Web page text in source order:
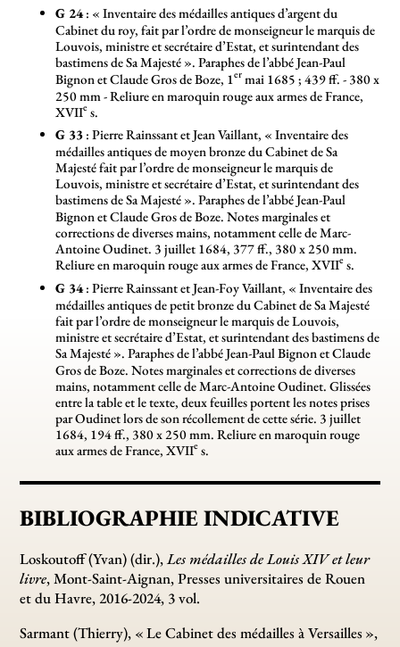
G 24: « Inventaire des médailles antiques d’argent du
Cabinet du roy, fait par l’ordre de monseigneur le marquis de
Louvois, ministre et secrétaire d’Estat, et surintendant des
bastimens de Sa Majesté ». Paraphes de l’abbé Jean-Paul
Bignon et Claude Gros de Boze, 1er mai 1685 ; 439 ff. - 380 x
250 mm - Reliure en maroquin rouge aux armes de France,
XVIIe s.
G 33 : Pierre Rainssant et Jean Vaillant, « Inventaire des
médailles antiques de moyen bronze du Cabinet de Sa
Majesté fait par l’ordre de monseigneur le marquis de
Louvois, ministre et secrétaire d’Estat, et surintendant des
bastimens de Sa Majesté ». Paraphes de l’abbé Jean-Paul
Bignon et Claude Gros de Boze. Notes marginales et
corrections de diverses mains, notamment celle de Marc-
Antoine Oudinet. 3 juillet 1684, 377 ff., 380 x 250 mm.
Reliure en maroquin rouge aux armes de France, XVIIe s.
G 34: Pierre Rainssant et Jean-Foy Vaillant, « Inventaire des
médailles antiques de petit bronze du Cabinet de Sa Majesté
fait par l’ordre de monseigneur le marquis de Louvois,
ministre et secrétaire d’Estat, et surintendant des bastimens de
Sa Majesté ». Paraphes de l’abbé Jean-Paul Bignon et Claude
Gros de Boze. Notes marginales et corrections de diverses
mains, notamment celle de Marc-Antoine Oudinet. Glissées
entre la table et le texte, deux feuilles portent les notes prises
par Oudinet lors de son récollement de cette série. 3 juillet
1684, 194 ff., 380 x 250 mm. Reliure en maroquin rouge
aux armes de France, XVIIe s.
BIBLIOGRAPHIE INDICATIVE
Loskoutoff (Yvan) (dir.),Les médailles de Louis XIV et leur
livre, Mont-Saint-Aignan, Presses universitaires de Rouen
et du Havre, 2016-2024, 3 vol.
Sarmant (Thierry), «Le Cabinet des médailles à Versailles »,